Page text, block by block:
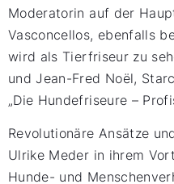
Moderatorin auf der
Vasconcellos, ebenfalls
wird als Tierfriseur zu
und Jean-Fred Noël,
„Die Hundefriseure –
Revolutionäre Ansätze
Ulrike Meder in ihrem
Hunde- und